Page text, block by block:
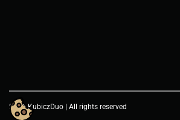
2026 KubiczDuo | All rights reserved